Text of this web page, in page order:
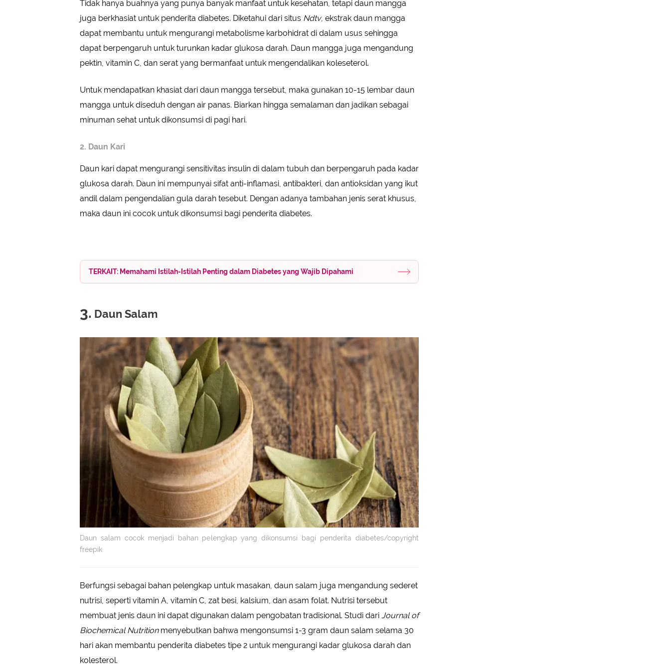
Tidak hanya buahnya yang punya banyak manfaat untuk kesehatan, tetapi daun mangga
juga berkhasiat untuk penderita diabetes. Diketahui dari situs Ndtv, ekstrak daun mangga
dapat membantu untuk mengurangi metabolisme karbohidrat di dalam usus sehingga
dapat berpengaruh untuk turunkan kadar glukosa darah. Daun mangga juga mengandung
pektin, vitamin C, dan serat yang bermanfaat untuk mengendalikan koleseterol.
Untuk mendapatkan khasiat dari daun mangga tersebut, maka gunakan 10-15 lembar daun
mangga untuk diseduh dengan air panas. Biarkan hingga semalaman dan jadikan sebagai
minuman sehat untuk dikonsumsi di pagi hari.
2. Daun Kari
Daun kari dapat mengurangi sensitivitas insulin di dalam tubuh dan berpengaruh pada kadar
glukosa darah. Daun ini mempunyai sifat anti-inflamasi, antibakteri, dan antioksidan yang ikut
andil dalam pengendalian gula darah tesebut. Dengan adanya tambahan jenis serat khusus,
maka daun ini cocok untuk dikonsumsi bagi penderita diabetes.
TERKAIT: Memahami Istilah-Istilah Penting dalam Diabetes yang Wajib Dipahami
3. Daun Salam
Daun salam cocok menjadi bahan pelengkap yang dikonsumsi bagi penderita diabetes/copyright
freepik
Berfungsi sebagai bahan pelengkap untuk masakan, daun salam juga mengandung sederet
nutrisi, seperti vitamin A, vitamin C, zat besi, kalsium, dan asam folat. Nutrisi tersebut
membuat jenis daun ini dapat digunakan dalam pengobatan tradisional. Studi dari Journal of
Biochemical Nutritionmenyebutkan bahwa mengonsumsi 1-3 gram daun salam selama 30
hari akan membantu penderita diabetes tipe 2 untuk mengurangi kadar glukosa darah dan
kolesterol.